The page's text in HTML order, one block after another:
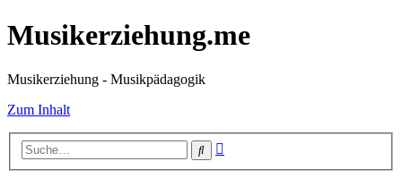
Musikerziehung.me
Musikerziehung - Musikpädagogik
Zum Inhalt
Suche